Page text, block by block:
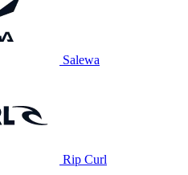
Salewa
Rip Curl